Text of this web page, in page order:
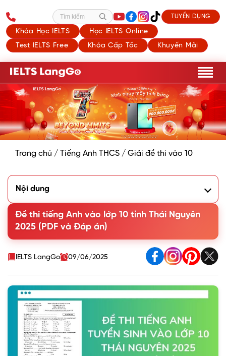
Khóa Học IELTS
Học IELTS Online
Test IELTS Free
Khóa Cấp Tốc Khuyến Mãi
Tìm kiếm TUYỂN DỤNG
Trang chủ / Tiếng Anh THCS / Giải đề thi vào 10
Nội dung
2. Đáp án đề thi tiếng Anh vào 10 Thái Nguyên 2025
Đề thi tiếng Anh vào lớp 10 tỉnh Thái Nguyên
2025 (PDF và Đáp án)
IELTS LangGo 09/06/2025